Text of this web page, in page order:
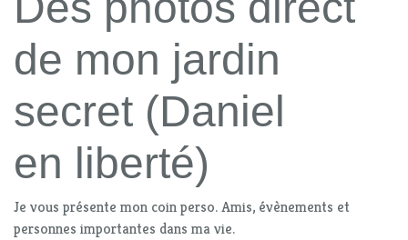
de mon jardin
secret (Daniel
en liberté)
Je vous présente mon coin perso. Amis, évènements et
personnes importantes dans ma vie.